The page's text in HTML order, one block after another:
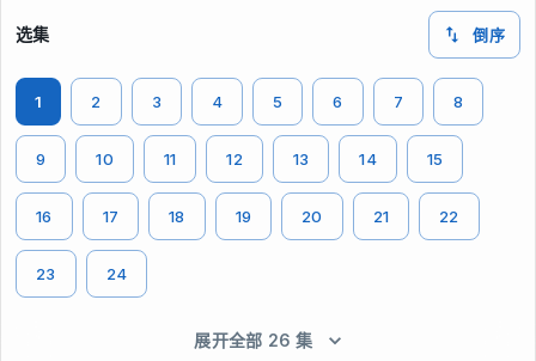
选集 倒序
1 2 3 4 5 6 7 8
9 10 11 12 13 14 15
16 17 18 19 20 21 22
23 24
展开全部 26 集